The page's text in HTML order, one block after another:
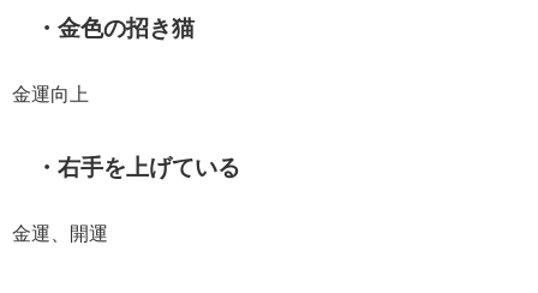
・金色の招き猫
金運向上
・右手を上げている
金運、開運